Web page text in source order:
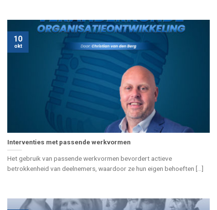
Interventies met passende werkvormen
Het gebruik van passende werkvormen bevordert actieve
betrokkenheid van deelnemers, waardoor ze hun eigen behoeften [...]
10
okt